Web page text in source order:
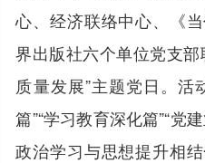
心、经济联络中心、《
界出版社六个单位党支
质量发展”主题党日。活
篇”“学习教育深化篇”“党
政治学习与思想提升相